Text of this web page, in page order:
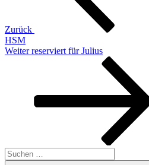
Zurück
HSM
Nächster
Weiter reserviert für Julius
Suchen
nach: